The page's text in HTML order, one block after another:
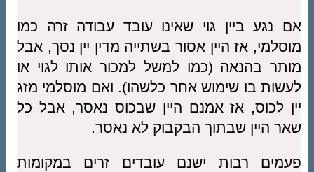
אם נגע ביין גוי שאינו עובד עבודה זרה כמו
מוסלמי, אז היין אסור בשתייה מדין יין נסך, אבל
מותר בהנאה (כמו למשל למכור אותו לגוי או
לעשות בו שימוש אחר כלשהו). ואם מוסלמי מזג
יין לכוס, אז אמנם היין שבכוס נאסר, אבל כל
שאר היין שבתוך הבקבוק לא נאסר.
פעמים רבות ישנם עובדים זרים במקומות